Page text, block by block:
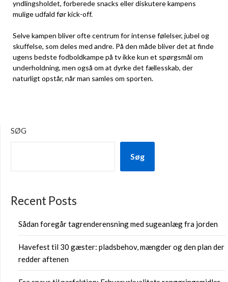
yndlingsholdet, forberede snacks eller diskutere kampens
mulige udfald før kick-off.
Selve kampen bliver ofte centrum for intense følelser, jubel og
skuffelse, som deles med andre. På den måde bliver det at finde
ugens bedste fodboldkampe på tv ikke kun et spørgsmål om
underholdning, men også om at dyrke det fællesskab, der
naturligt opstår, når man samles om sporten.
SØG
Søg
Recent Posts
Sådan foregår tagrenderensning med sugeanlæg fra jorden
Havefest til 30 gæster: pladsbehov, mængder og den plan der
redder aftenen